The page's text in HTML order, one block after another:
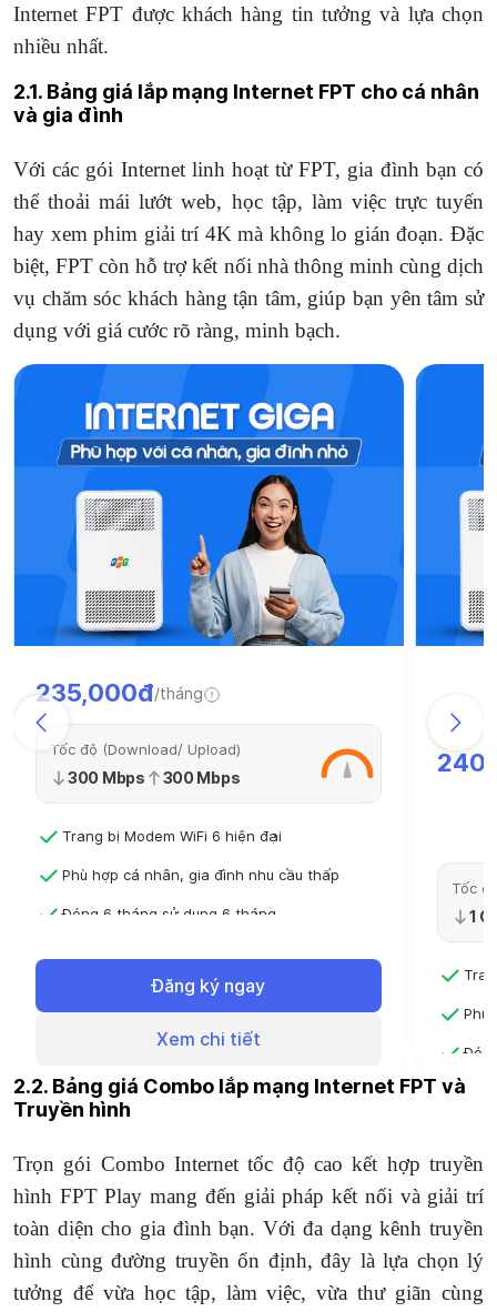
Internet FPT được khách hàng tin tưởng và lựa chọn
nhiều nhất.
2.1. Bảng giá lắp mạng Internet FPT cho cá nhân
và gia đình
Với các gói Internet linh hoạt từ FPT, gia đình bạn có
thể thoải mái lướt web, học tập, làm việc trực tuyến
hay xem phim giải trí 4K mà không lo gián đoạn. Đặc
biệt, FPT còn hỗ trợ kết nối nhà thông minh cùng dịch
vụ chăm sóc khách hàng tận tâm, giúp bạn yên tâm sử
dụng với giá cước rõ ràng, minh bạch.
235,000đ/tháng
Tốc độ (Download/ Upload)
300 Mbps 300 Mbps
Trang bị Modem WiFi 6 hiện đại
Phù hợp cá nhân, gia đình nhu cầu thấp
Đóng 6 tháng sử dụng 6 tháng
Đăng ký ngay
Xem chi tiết
Tốc
1
Phù
2.2. Bảng giá Combo lắp mạng Internet FPT và
Truyền hình
Trọn gói Combo Internet tốc độ cao kết hợp truyền
hình FPT Play mang đến giải pháp kết nối và giải trí
toàn diện cho gia đình bạn. Với đa dạng kênh truyền
hình cùng đường truyền ổn định, đây là lựa chọn lý
tưởng để vừa học tập, làm việc, vừa thư giãn cùng